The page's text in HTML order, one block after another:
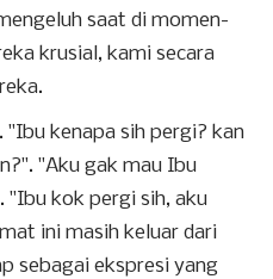
saat di momen-
krusial, kami secara
"Ibu kenapa sih pergi? kan
"Aku gak mau Ibu
"Ibu kok pergi sih, aku
ini masih keluar dari
sebagai ekspresi yang